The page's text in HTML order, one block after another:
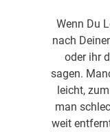
Wenn Du
nach
oder ihr
sagen.
leicht,
man
weit